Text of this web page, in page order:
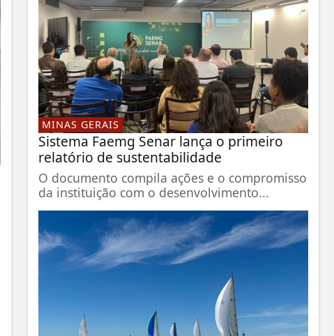
MINAS GERAIS
Sistema Faemg Senar lança o primeiro
relatório de sustentabilidade
O documento compila ações e o compromisso
da instituição com o desenvolvimento...